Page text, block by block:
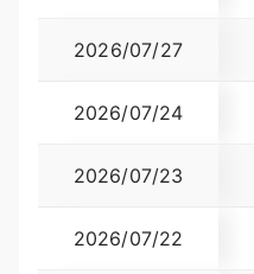
2026/07/27
2026/07/24
2026/07/23
2026/07/22